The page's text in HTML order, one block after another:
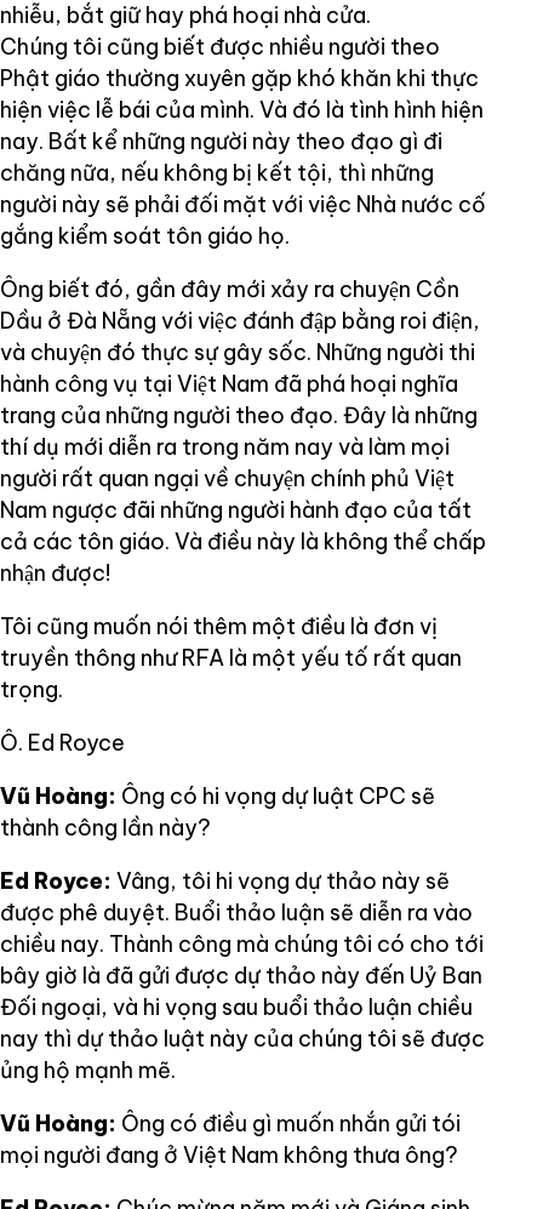
nhiễu, bắt giữ hay phá hoại nhà cửa.
Chúng tôi cũng biết được nhiều người theo
Phật giáo thường xuyên gặp khó khăn khi thực
hiện việc lễ bái của mình. Và đó là tình hình hiện
nay. Bất kể những người này theo đạo gì đi
chăng nữa, nếu không bị kết tội, thì những
người này sẽ phải đối mặt với việc Nhà nước cố
gắng kiểm soát tôn giáo họ.
Ông biết đó, gần đây mới xảy ra chuyện Cồn
Dầu ở Đà Nẵng với việc đánh đập bằng roi điện,
và chuyện đó thực sự gây sốc. Những người thi
hành công vụ tại Việt Nam đã phá hoại nghĩa
trang của những người theo đạo. Đây là những
thí dụ mới diễn ra trong năm nay và làm mọi
người rất quan ngại về chuyện chính phủ Việt
Nam ngược đãi những người hành đạo của tất
cả các tôn giáo. Và điều này là không thể chấp
nhận được!
Tôi cũng muốn nói thêm một điều là đơn vị
truyền thông như RFA là một yếu tố rất quan
trọng.
Ô. Ed Royce
Vũ Hoàng: Ông có hi vọng dự luật CPC sẽ
thành công lần này?
Ed Royce: Vâng, tôi hi vọng dự thảo này sẽ
được phê duyệt. Buổi thảo luận sẽ diễn ra vào
chiều nay. Thành công mà chúng tôi có cho tới
bây giờ là đã gửi được dự thảo này đến Uỷ Ban
Đối ngoại, và hi vọng sau buổi thảo luận chiều
nay thì dự thảo luật này của chúng tôi sẽ được
ủng hộ mạnh mẽ.
Vũ Hoàng: Ông có điều gì muốn nhắn gửi tói
mọi người đang ở Việt Nam không thưa ông?